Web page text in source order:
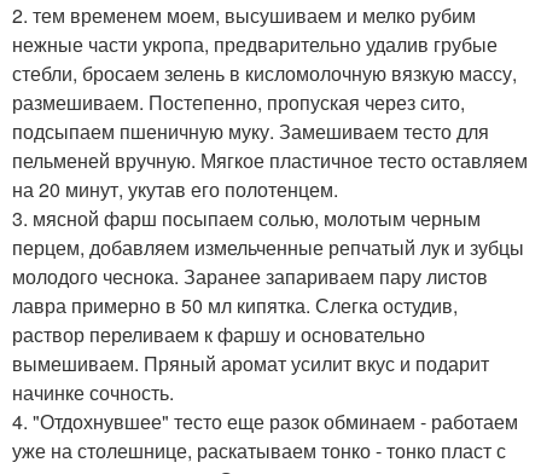
2. тем временем моем, высушиваем и мелко рубим
нежные части укропа, предварительно удалив грубые
стебли, бросаем зелень в кисломолочную вязкую массу,
размешиваем. Постепенно, пропуская через сито,
подсыпаем пшеничную муку. Замешиваем тесто для
пельменей вручную. Мягкое пластичное тесто оставляем
на 20 минут, укутав его полотенцем.
3. мясной фарш посыпаем солью, молотым черным
перцем, добавляем измельченные репчатый лук и зубцы
молодого чеснока. Заранее запариваем пару листов
лавра примерно в 50 мл кипятка. Слегка остудив,
раствор переливаем к фаршу и основательно
вымешиваем. Пряный аромат усилит вкус и подарит
начинке сочность.
4. "Отдохнувшее" тесто еще разок обминаем - работаем
уже на столешнице, раскатываем тонко - тонко пласт с